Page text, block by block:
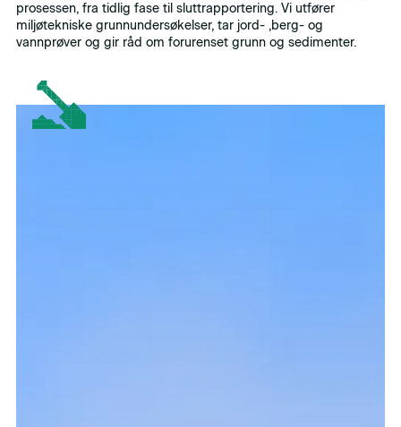
prosessen, fra tidlig fase til sluttrapportering. Vi utfører
miljøtekniske grunnundersøkelser, tar jord- ,berg- og
vannprøver og gir råd om forurenset grunn og sedimenter.